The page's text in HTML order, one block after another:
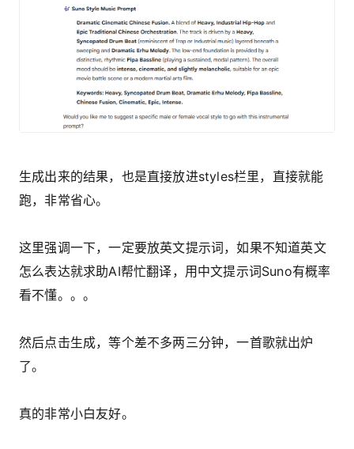
生成出来的结果，也是直接放进styles栏里，直接就能
跑，非常省心。
这里强调一下，一定要放英文提示词，如果不知道英文
怎么表达就求助AI帮忙翻译，用中文提示词Suno有概率
看不懂。。。
然后点击生成，等个差不多两三分钟，一首歌就出炉
了。
真的非常小白友好。